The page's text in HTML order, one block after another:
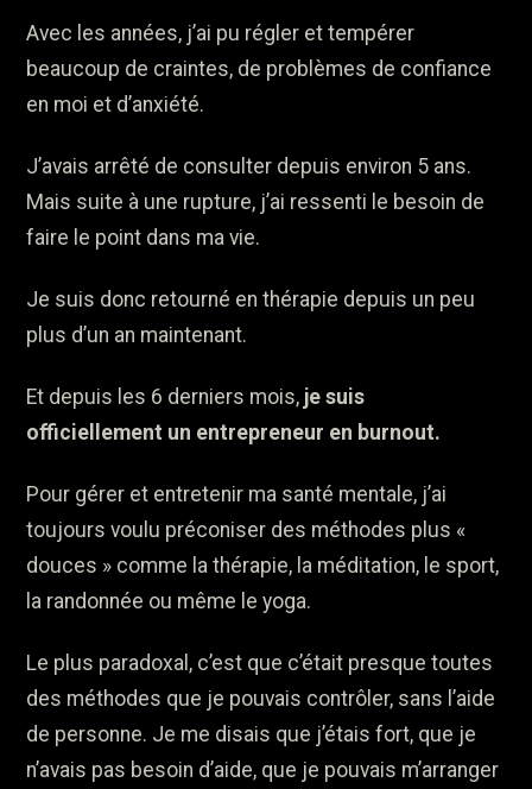
Avec les années, j’ai pu régler et tempérer
beaucoup de craintes, de problèmes de confiance
en moi et d’anxiété.
J’avais arrêté de consulter depuis environ 5 ans.
Mais suite à une rupture, j’ai ressenti le besoin de
faire le point dans ma vie.
Je suis donc retourné en thérapie depuis un peu
plus d’un an maintenant.
Et depuis les 6 derniers mois, je suis
officiellement un entrepreneur en burnout.
Pour gérer et entretenir ma santé mentale, j’ai
toujours voulu préconiser des méthodes plus «
douces » comme la thérapie, la méditation, le sport,
la randonnée ou même le yoga.
Le plus paradoxal, c’est que c’était presque toutes
des méthodes que je pouvais contrôler, sans l’aide
de personne. Je me disais que j’étais fort, que je
n’avais pas besoin d’aide, que je pouvais m’arranger